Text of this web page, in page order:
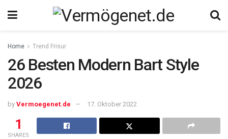
Home Trend Frisur
26 Besten Modern Bart Style
2026
by Vermoegenet.de 17. Oktober 2022
1
SHARES